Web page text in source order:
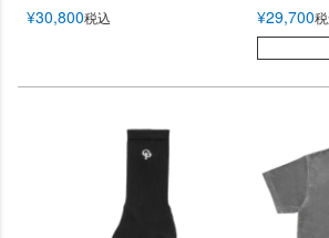
¥30,800税込 ¥29,700